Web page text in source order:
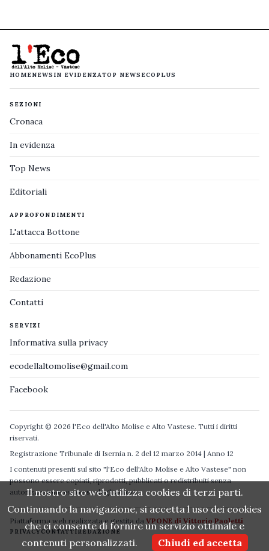
HOMENEWS IN EVIDENZATOP NEWS ECOPLUS
SEZIONI
Cronaca
In evidenza
Top News
Editoriali
APPROFONDIMENTI
L'attacca Bottone
Abbonamenti EcoPlus
Redazione
Contatti
SERVIZI
Informativa sulla privacy
ecodellaltomolise@gmail.com
Facebook
Copyright © 2026 l'Eco dell'Alto Molise e Alto Vastese. Tutti i diritti
riservati.
Registrazione Tribunale di Isernia n. 2 del 12 marzo 2014 | Anno 12
I contenuti presenti sul sito "l'Eco dell'Alto Molise e Alto Vastese" non
possono essere copiati, riprodotti, pubblicati o redistribuiti senza
autorizzazione espressa degli autori.
Piattaforma web realizzata e gestita da VPONE di Vittorio Paoletti
PRIVACYCONTATTIREDAZIONE
Il nostro sito web utilizza cookies di terzi parti.
Continuando la navigazione, si accetta l uso dei cookies
che ci consente di fornire un servizio ottimale e
contenuti personalizzati.
Chiudi ed accetta